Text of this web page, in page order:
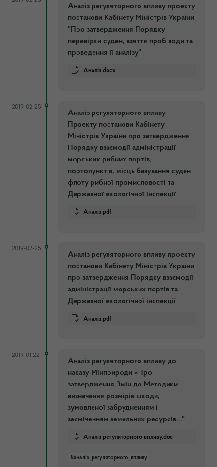
Аналіз регуляторного впливу проекту
постанови Кабінету Міністрів України
"Про затвердження Порядку
перевірки суден, взяття проб води та
проведення ії аналізу"
Аналіз.docx
2019-02-25
Аналіз регуляторного впливу
Проекту постанови Кабінету
Міністрів України про затвердження
Порядку взаємодії адміністрації
морських рибних портів,
портопунктів, місць базування суден
флоту рибної промисловості та
Державної екологічної інспекції
Аналіз.pdf
2019-02-25
Аналіз регуляторного впливу проекту
постанови Кабінету Міністрів України
про затвердження Порядку взаємодії
адміністрації морських портів та
Державної екологічної інспекції
Аналіз.pdf
2019-01-22
Аналіз регуляторного впливу до
наказу Мінприроди «Про
затвердження Змін до Методики
визначення розмірів шкоди,
зумовленої забрудненням і
засміченням земельних ресурсів..."
Аналіз регуляторного впливу.doc
#аналіз_регуляторного_впливу